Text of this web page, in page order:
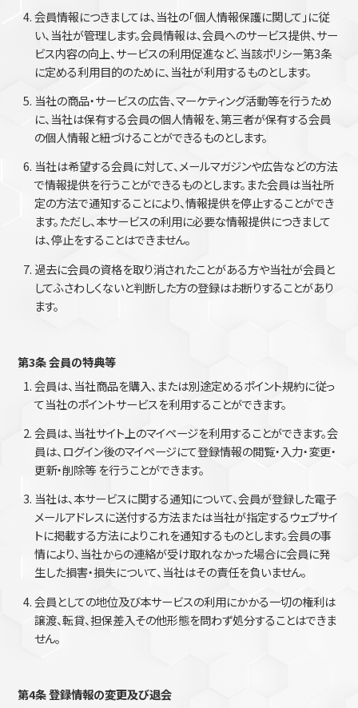
会員情報につきましては、当社の「個人情報保護に関して」に従
い、当社が管理します。会員情報は、会員へのサービス提供、サー
ビス内容の向上、サービスの利用促進など、当該ポリシー第3条
に定める利用目的のために、当社が利用するものとします。
当社の商品・サービスの広告、マーケティング活動等を行うため
に、当社は保有する会員の個人情報を、第三者が保有する会員
の個人情報と紐づけることができるものとします。
当社は希望する会員に対して、メールマガジンや広告などの方法
で情報提供を行うことができるものとします。また会員は当社所
定の方法で通知することにより、情報提供を停止することができ
ます。ただし、本サービスの利用に必要な情報提供につきまして
は、停止をすることはできません。
過去に会員の資格を取り消されたことがある方や当社が会員と
してふさわしくないと判断した方の登録はお断りすることがあり
ます。
第3条 会員の特典等
会員は、当社商品を購入、または別途定めるポイント規約に従っ
て当社のポイントサービスを利用することができます。
会員は、当社サイト上のマイページを利用することができます。会
員は、ログイン後のマイページにて登録情報の閲覧・入力・変更・
更新・削除等 を行うことができます。
当社は、本サービスに関する通知について、会員が登録した電子
メールアドレスに送付する方法または当社が指定するウェブサイ
トに掲載する方法によりこれを通知するものとします。会員の事
情により、当社からの連絡が受け取れなかった場合に会員に発
生した損害・損失について、当社はその責任を負いません。
会員としての地位及び本サービスの利用にかかる一切の権利は
譲渡、転貸、担保差入その他形態を問わず処分することはできま
せん。
第4条 登録情報の変更及び退会